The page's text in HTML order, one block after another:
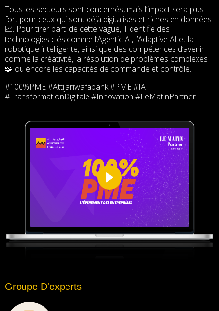
Tous les secteurs sont concernés, mais l’impact sera plus
fort pour ceux qui sont déjà digitalisés et riches en données
📈. Pour tirer parti de cette vague, il identifie des
technologies clés comme l’Agentic AI, l’Adaptive AI et la
robotique intelligente, ainsi que des compétences d’avenir
comme la créativité, la résolution de problèmes complexes
🧩 ou encore les capacités de commande et contrôle.
#100%PME #Attijariwafabank #PME #IA
#TransformationDigitale #Innovation #LeMatinPartner
Groupe D'experts